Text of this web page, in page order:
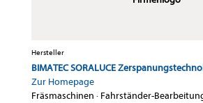
Hersteller
BIMATEC SORALUCE
Zur Homepage
Fräsmaschinen · Fahrständer-